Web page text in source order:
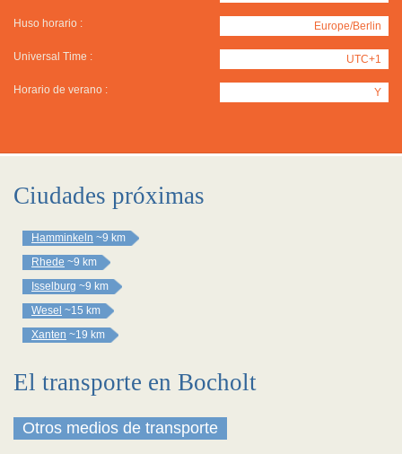
Huso horario : Europe/Berlin
Universal Time : UTC+1
Horario de verano : Y
Ciudades próximas
Hamminkeln ~9 km
Rhede ~9 km
Isselburg ~9 km
Wesel ~15 km
Xanten ~19 km
El transporte en Bocholt
Otros medios de transporte